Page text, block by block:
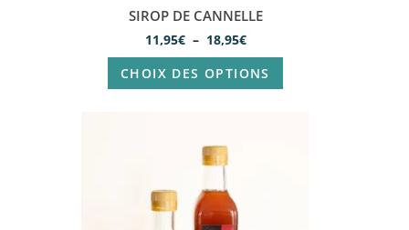
SIROP DE CANNELLE
11,95€ – 18,95€
CHOIX DES OPTIONS